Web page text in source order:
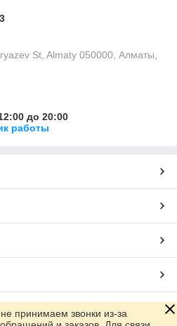
St, Almaty 050000, Алматы,
до 20:00
работы
принимаем звонки из-за